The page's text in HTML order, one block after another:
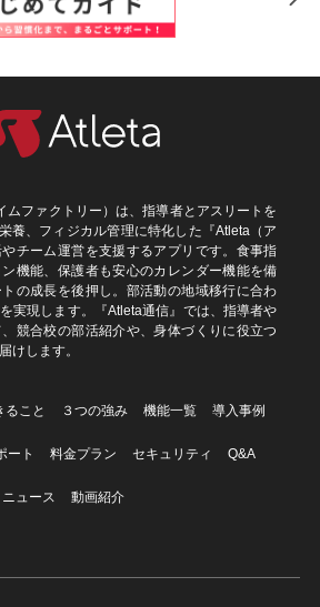
ムファクトリー）は、指導者とアスリートを
養、フィジカル管理に特化した『Atleta（ア
やチーム運営を支援するアプリです。食事指
機能、保護者も安心のカレンダー機能を備
の成長を後押し。部活動の地域移行に合わ
実現します。『Atleta通信』では、指導者や
競合校の部活紹介や、身体づくりに役立つ
けします。
ること ３つの強み 機能一覧 導入事例
ート 料金プラン セキュリティ Q&A
ニュース 動画紹介